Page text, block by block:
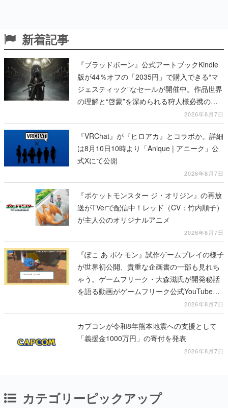
新着記事
『ブラッドボーン』公式アートブックKindle
版が44％オフの「2035円」で購入できる“マ
ジェスティック”なセールが開催中。作品世界
の理解と“啓蒙”を深められる狩人様必携の一
2026年8月7日
『VRChat』が『ヒロアカ』とコラボか。詳細
は8月10日10時より「Anique | アニーク」公
式Xにて公開
2026年8月7日
『ポケットモンスター ジ・オリジン』の再放
送がTVerで配信中！レッド（CV：竹内順子）
が主人公のオリジナルアニメ
2026年8月7日
『ぽこ あ ポケモン』試作ゲームプレイの様子
が世界初公開、貴重な企画書の一部も見れち
ゃう。ゲームフリーク・大森滋氏が開発秘話
を語る動画がゲームフリーク公式YouTubeで
2026年8月7日
カプコンが令和8年熊本地震への支援として
「義援金1000万円」の寄付を発表
2026年8月7日
カテゴリーピックアップ